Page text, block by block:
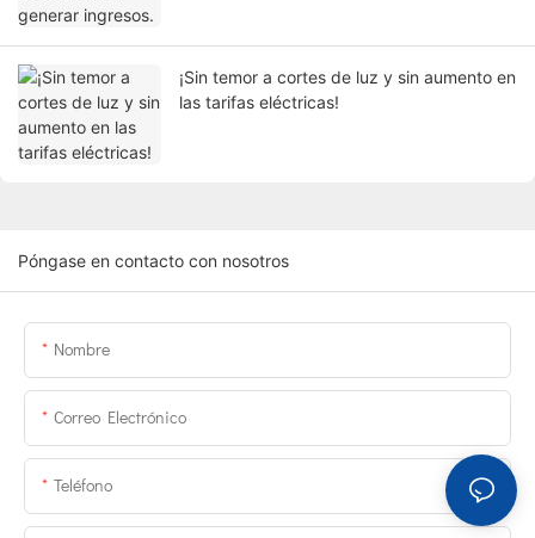
¡Sin temor a cortes de luz y sin aumento en
las tarifas eléctricas!
Póngase en contacto con nosotros
Nombre
Correo Electrónico
Teléfono